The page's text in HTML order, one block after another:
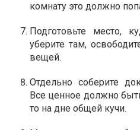
комнату это должно
Подготовьте место,
уберите там,
вещей.
Отдельно соберите
Все ценное должно
то на дне общей кучи.